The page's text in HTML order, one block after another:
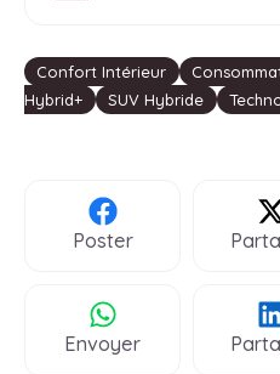
Étiquettes
Confort Intérieur
Hybrid+
SUV Hybride
Poster
Envoyer